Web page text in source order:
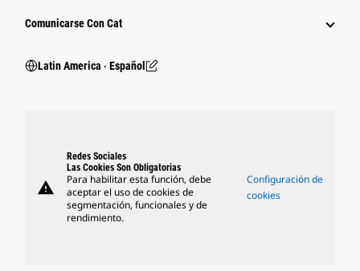
Comunicarse Con Cat
Latin America ‧ Español
warning
Redes Sociales
Las Cookies Son Obligatorias
Para habilitar esta función, debe
aceptar el uso de cookies de
segmentación, funcionales y de
rendimiento.
Configuración de
cookies